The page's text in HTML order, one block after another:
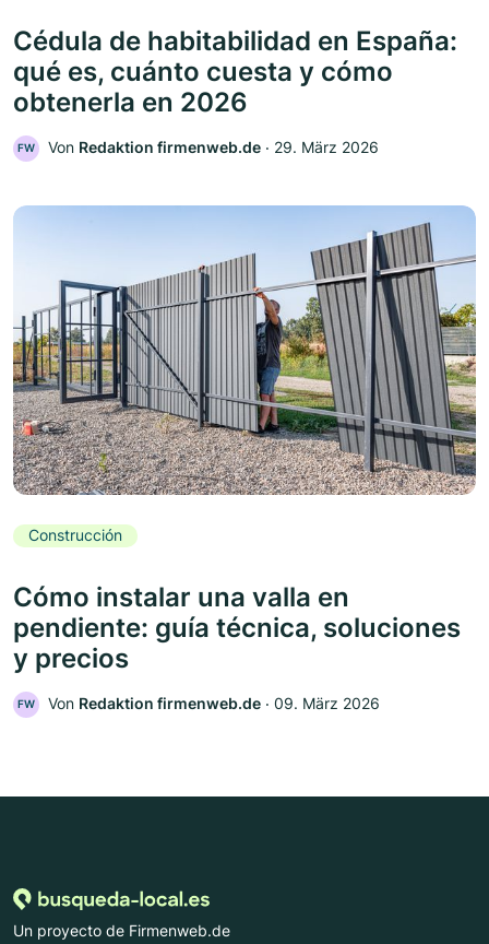
Cédula de habitabilidad en España:
qué es, cuánto cuesta y cómo
obtenerla en 2026
FW Von Redaktion firmenweb.de ‧ 29. März 2026
Construcción
Cómo instalar una valla en
pendiente: guía técnica, soluciones
y precios
FW Von Redaktion firmenweb.de ‧ 09. März 2026
Un proyecto de Firmenweb.de